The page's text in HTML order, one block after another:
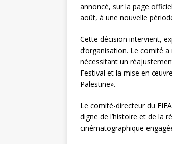
annoncé, sur la page
août, à une nouvelle
Cette décision intervient,
d’organisation. Le comité
nécessitant un
Festival et la mise en
Palestine».
Le comité-directeur du
digne de l’histoire et de la
cinématographique